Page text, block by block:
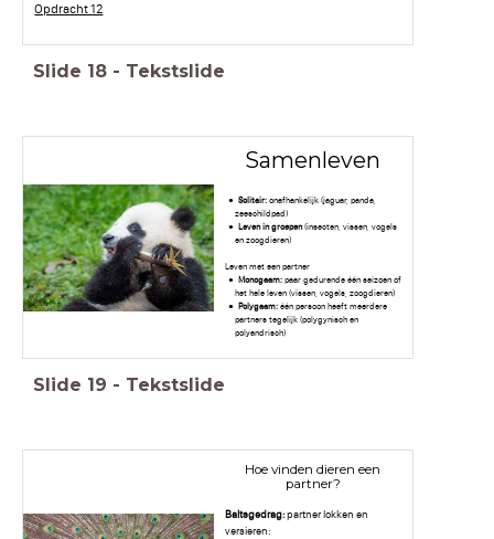
Opdracht 12
Slide 18 - Tekstslide
Samenleven
Solitair: onafhankelijk (jaguar, panda,
zeeschildpad)
Leven in groepen(insecten, vissen, vogels
en zoogdieren)
Leven met een partner
Monogaam: paar gedurende één seizoen of
het hele leven (vissen, vogels, zoogdieren)
Polygaam:één persoon heeft meerdere
partners tegelijk (polygynisch en
polyandrisch)
Slide 19 - Tekstslide
Hoe vinden dieren een
partner?
Baltsgedrag:partner lokken en
versieren: